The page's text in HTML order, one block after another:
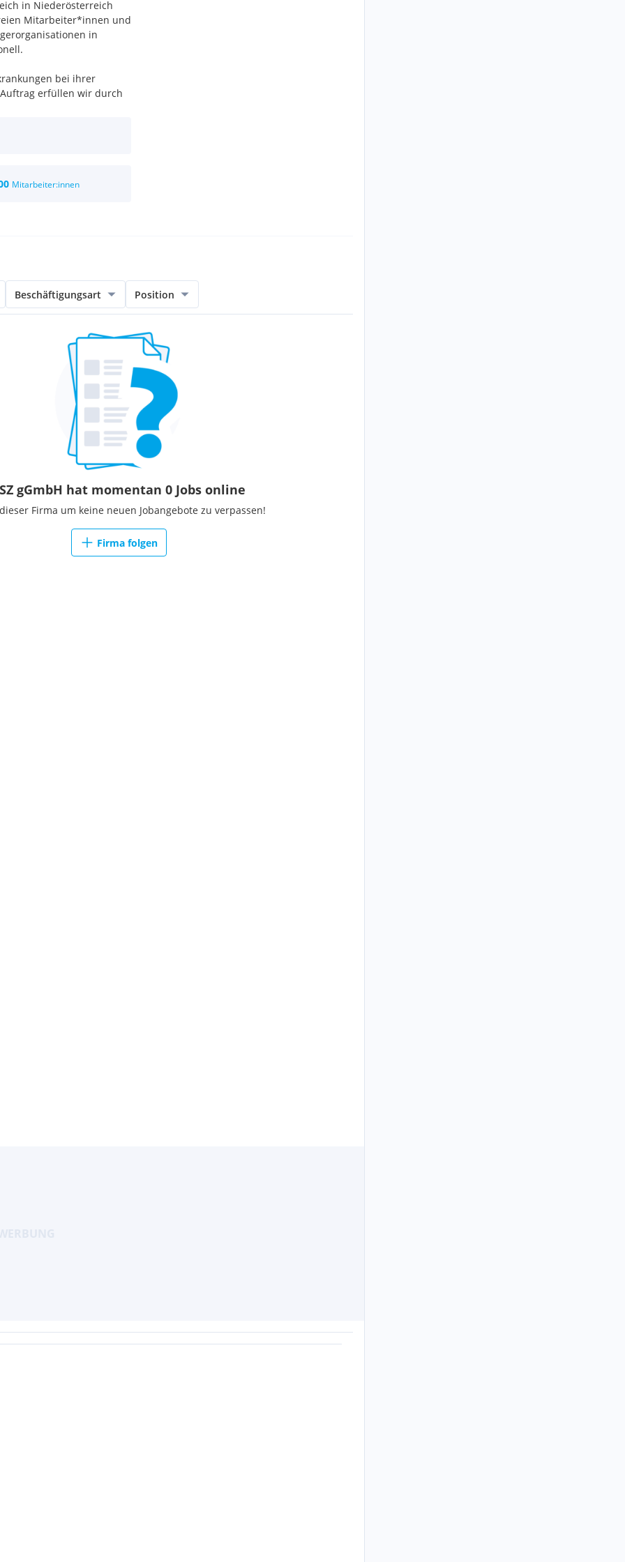
in Niederösterreich
Mitarbeiter*innen und
in
bei ihrer
erfüllen wir durch
Bedürfnissen,
Unser Angebot
erheblich
zu unseren
aus den
zu unserem Angebot hat
und
kann.
Spannungsfeld die
und Überprüfung
der
Organisation auch
Mitarbeiter:innen
Beschäftigungsart Position
gGmbH hat momentan 0 Jobs online
Firma um keine neuen Jobangebote zu verpassen!
Firma folgen